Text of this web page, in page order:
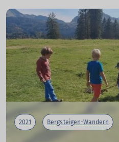
Viele Bergwanderer nutzten
das schöne Bergwetter
machten sich auch 9
auf zum Jochberg.
mehr erfahren
2021 Bergsteigen-Wandern